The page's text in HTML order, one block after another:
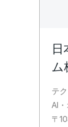
日
ム
テ
AI
〒